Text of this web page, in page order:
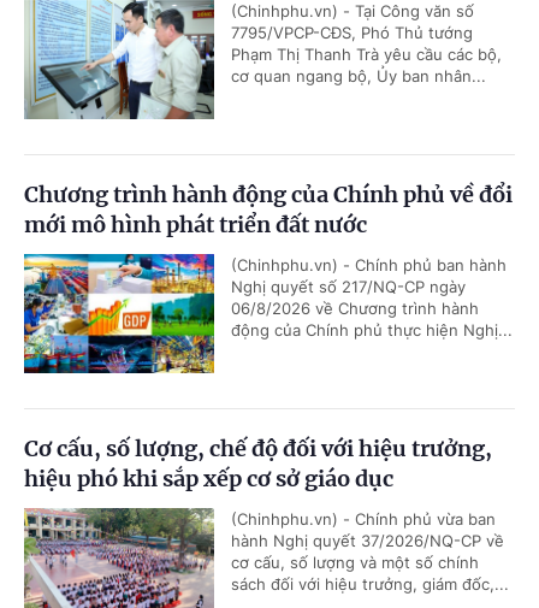
(Chinhphu.vn) - Tại Công văn số
7795/VPCP-CĐS, Phó Thủ tướng
Phạm Thị Thanh Trà yêu cầu các bộ,
cơ quan ngang bộ, Ủy ban nhân...
Chương trình hành động của Chính phủ về đổi
mới mô hình phát triển đất nước
(Chinhphu.vn) - Chính phủ ban hành
Nghị quyết số 217/NQ-CP ngày
06/8/2026 về Chương trình hành
động của Chính phủ thực hiện Nghị...
Cơ cấu, số lượng, chế độ đối với hiệu trưởng,
hiệu phó khi sắp xếp cơ sở giáo dục
(Chinhphu.vn) - Chính phủ vừa ban
hành Nghị quyết 37/2026/NQ-CP về
cơ cấu, số lượng và một số chính
sách đối với hiệu trưởng, giám đốc,...